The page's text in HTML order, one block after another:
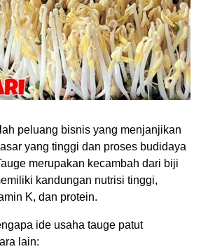
peluang bisnis yang menjanjikan
yang tinggi dan proses budidaya
merupakan kecambah dari biji
kandungan nutrisi tinggi,
K, dan protein.
ide usaha tauge patut
lain: